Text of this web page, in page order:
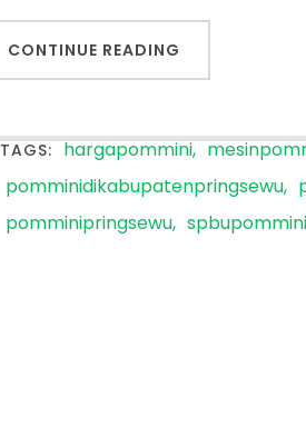
CONTINUE READING
TAGS: hargapommini
pomminidikabupatenpringsewu
pomminipringsewu